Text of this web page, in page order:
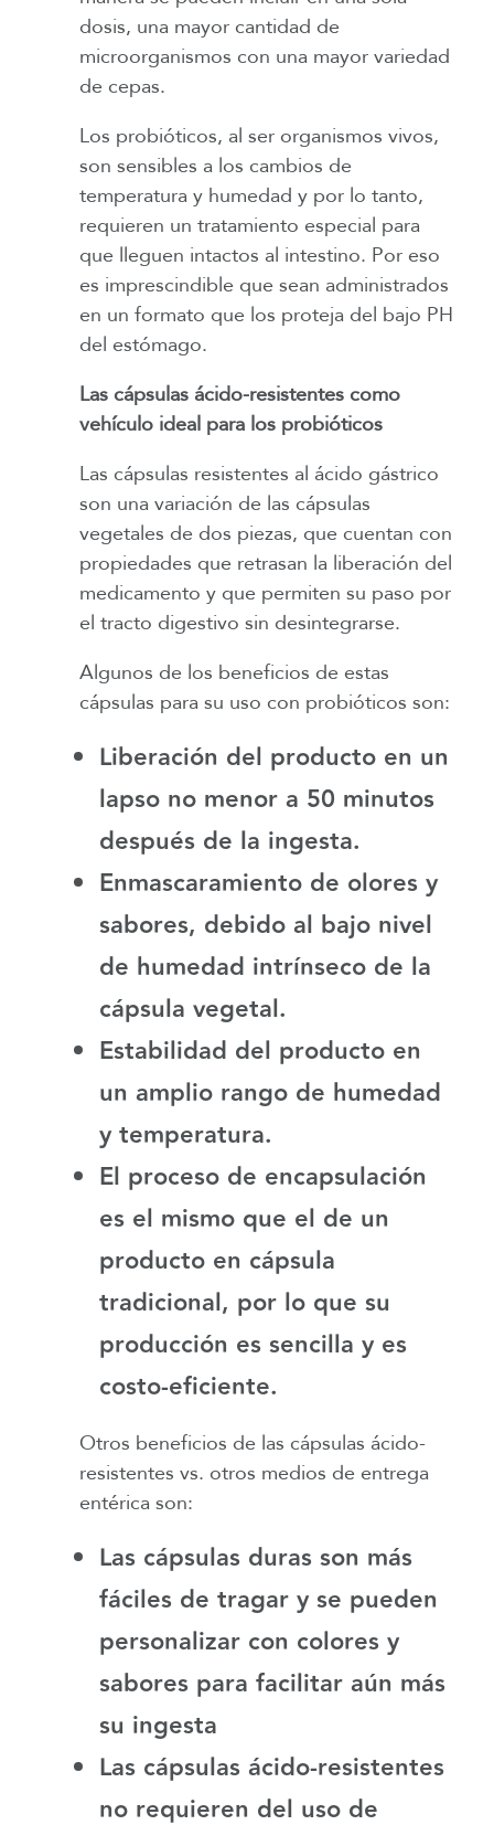
dosis, una mayor cantidad de
microorganismos con una mayor variedad
de cepas.
Los probióticos, al ser organismos vivos,
son sensibles a los cambios de
temperatura y humedad y por lo tanto,
requieren un tratamiento especial para
que lleguen intactos al intestino. Por eso
es imprescindible que sean administrados
en un formato que los proteja del bajo PH
del estómago.
Las cápsulas ácido-resistentes como
vehículo ideal para los probióticos
Las cápsulas resistentes al ácido gástrico
son una variación de las cápsulas
vegetales de dos piezas, que cuentan con
propiedades que retrasan la liberación del
medicamento y que permiten su paso por
el tracto digestivo sin desintegrarse.
Algunos de los beneficios de estas
cápsulas para su uso con probióticos son:
Liberación del producto en un
lapso no menor a 50 minutos
después de la ingesta.
Enmascaramiento de olores y
sabores, debido al bajo nivel
de humedad intrínseco de la
cápsula vegetal.
Estabilidad del producto en
un amplio rango de humedad
y temperatura.
El proceso de encapsulación
es el mismo que el de un
producto en cápsula
tradicional, por lo que su
producción es sencilla y es
costo-eficiente.
Otros beneficios de las cápsulas ácido-
resistentes vs. otros medios de entrega
entérica son:
Las cápsulas duras son más
fáciles de tragar y se pueden
personalizar con colores y
sabores para facilitar aún más
su ingesta
Las cápsulas ácido-resistentes
no requieren del uso de